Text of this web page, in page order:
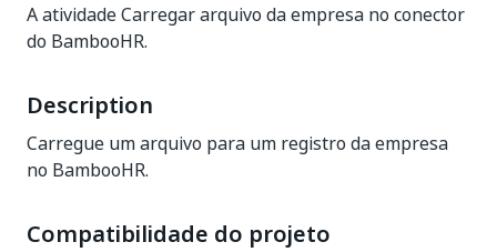
A atividade Carregar arquivo da empresa no conector
do BambooHR.
Description
Carregue um arquivo para um registro da empresa
no BambooHR.
Compatibilidade do projeto